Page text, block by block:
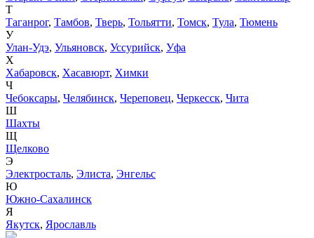
Т
Таганрог, Тамбов, Тверь, Тольятти, Томск, Тула, Тюмень
У
Улан-Удэ, Ульяновск, Уссурийск, Уфа
Х
Хабаровск, Хасавюрт, Химки
Ч
Чебоксары, Челябинск, Череповец, Черкесск, Чита
Ш
Шахты
Щ
Щелково
Э
Электросталь, Элиста, Энгельс
Ю
Южно-Сахалинск
Я
Якутск, Ярославль